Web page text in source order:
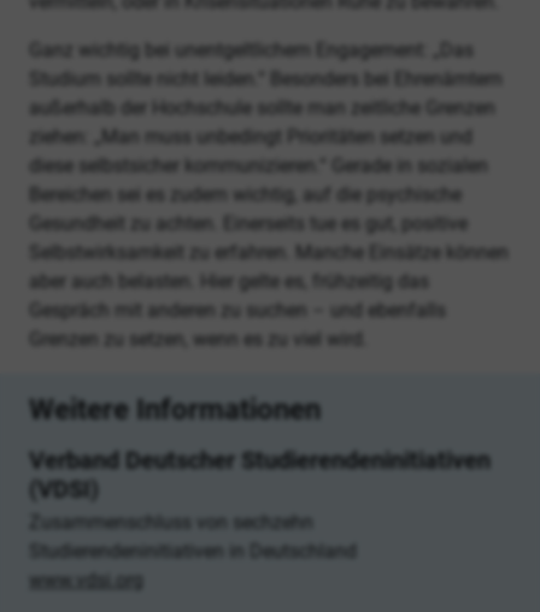
Ganz wichtig bei unentgeltlichem Engagement: „Das
Studium sollte nicht leiden.“ Besonders bei Ehrenämtern
außerhalb der Hochschule sollte man zeitliche Grenzen
ziehen: „Man muss unbedingt Prioritäten setzen und
diese selbstsicher kommunizieren.“ Gerade in sozialen
Bereichen sei es zudem wichtig, auf die psychische
Gesundheit zu achten. Einerseits tue es gut, positive
Selbstwirksamkeit zu erfahren. Manche Einsätze können
aber auch belasten. Hier gelte es, frühzeitig das
Gespräch mit anderen zu suchen – und ebenfalls
Grenzen zu setzen, wenn es zu viel wird.
Weitere Informationen
Verband Deutscher Studierendeninitiativen
(VDSI)
Zusammenschluss von sechzehn
Studierendeninitiativen in Deutschland
www.vdsi.org